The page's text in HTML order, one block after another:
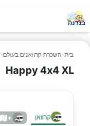
בית› השכרת קרוואנים בעולם ›
Happy 4x4 XL
קרוואן +